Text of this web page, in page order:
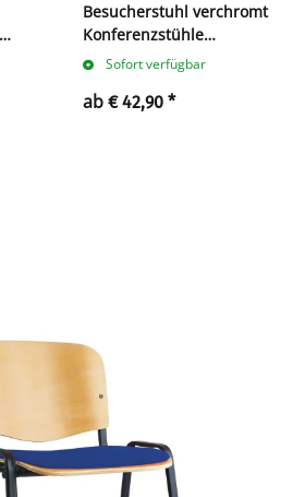
Besucherstuhl verchromt
Konferenzstühle
Büromöbel stapelbar
Sofort verfügbar
ab € 42,90 *